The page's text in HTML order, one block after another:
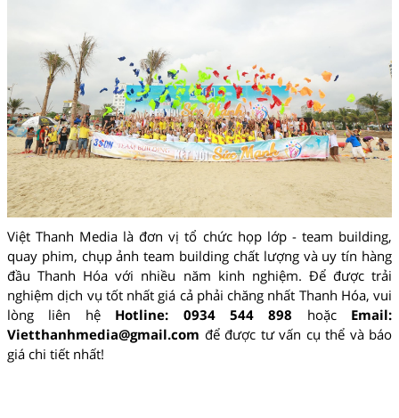
Việt Thanh Media là đơn vị tổ chức họp lớp - team building,
quay phim, chụp ảnh team building chất lượng và uy tín hàng
đầu Thanh Hóa với nhiều năm kinh nghiệm. Để được trải
nghiệm dịch vụ tốt nhất giá cả phải chăng nhất Thanh Hóa, vui
lòng liên hệ Hotline: 0934 544 898 hoặc Email:
Vietthanhmedia@gmail.com để được tư vấn cụ thể và báo
giá chi tiết nhất!